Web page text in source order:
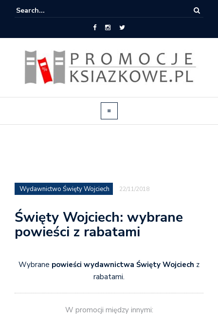
Wydawnictwo Święty Wojciech 22/11/2018
Święty Wojciech: wybrane
powieści z rabatami
Wybrane powieści wydawnictwa Święty Wojciech z
rabatami.
W promocji między innymi: